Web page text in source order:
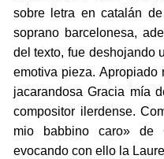
sobre letra en catalán
soprano barcelonesa,
del texto, fue deshojando
emotiva pieza.
jacarandosa Gracia mía
compositor ilerdense.
mio babbino caro» de
evocando con ello la